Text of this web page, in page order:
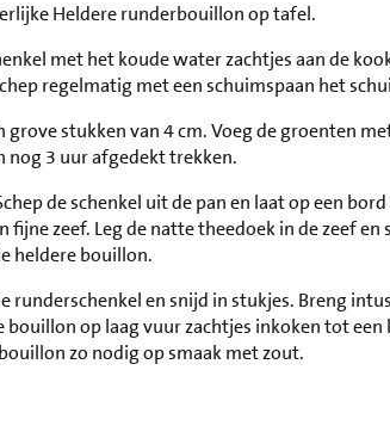
Heldere runderbouillon op tafel.
met het koude water zachtjes aan de
regelmatig met een schuimspaan het
grove stukken van 4 cm. Voeg de groenten
nog 3 uur afgedekt trekken.
de schenkel uit de pan en laat op een
fijne zeef. Leg de natte theedoek in de zeef
heldere bouillon.
runderschenkel en snijd in stukjes. Breng
bouillon op laag vuur zachtjes inkoken tot
zo nodig op smaak met zout.